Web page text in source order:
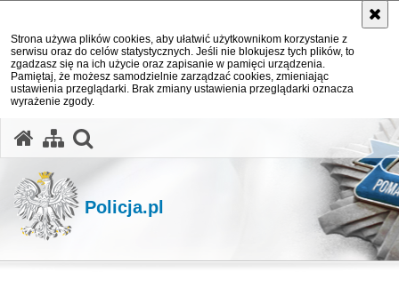
Strona używa plików cookies, aby ułatwić użytkownikom korzystanie z
serwisu oraz do celów statystycznych. Jeśli nie blokujesz tych plików, to
zgadzasz się na ich użycie oraz zapisanie w pamięci urządzenia.
Pamiętaj, że możesz samodzielnie zarządzać cookies, zmieniając
ustawienia przeglądarki. Brak zmiany ustawienia przeglądarki oznacza
wyrażenie zgody.
Policja.pl